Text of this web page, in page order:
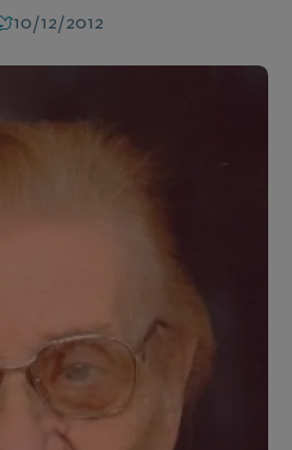
10/12/2012